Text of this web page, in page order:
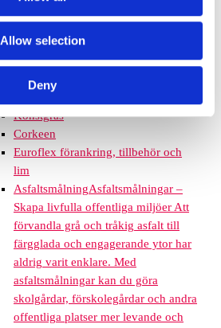
Allow selection
Deny
tjocklekar
Euroflex hörnprofil - olika
tjocklek
Grässkyddsmattor
Konstgräs
Corkeen
Euroflex förankring, tillbehör och
lim
AsfaltsmålningAsfaltsmålningar –
Skapa livfulla offentliga miljöer Att
förvandla grå och tråkig asfalt till
färgglada och engagerande ytor har
aldrig varit enklare. Med
asfaltsmålningar kan du göra
skolgårdar, förskolegårdar och andra
offentliga platser mer levande och